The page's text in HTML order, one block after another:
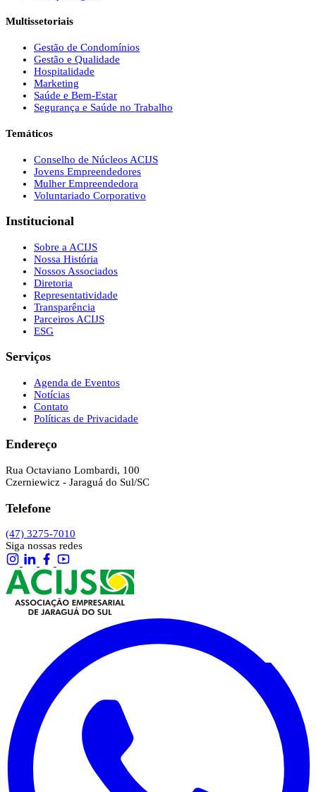
Multissetoriais
Gestão de Condomínios
Gestão e Qualidade
Hospitalidade
Marketing
Saúde e Bem-Estar
Segurança e Saúde no Trabalho
Temáticos
Conselho de Núcleos ACIJS
Jovens Empreendedores
Mulher Empreendedora
Voluntariado Corporativo
Institucional
Sobre a ACIJS
Nossa História
Nossos Associados
Diretoria
Representatividade
Transparência
Parceiros ACIJS
ESG
Serviços
Agenda de Eventos
Notícias
Contato
Políticas de Privacidade
Endereço
Rua Octaviano Lombardi, 100
Czerniewicz - Jaraguá do Sul/SC
Telefone
(47) 3275-7010
Siga nossas redes